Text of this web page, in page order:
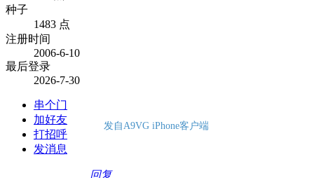
种子
1483 点
注册时间
2006-6-10
最后登录
2026-7-30
串个门
加好友
打招呼
发消息
发自A9VG iPhone客户端
回复